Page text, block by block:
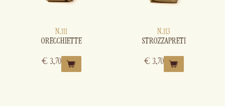
N.111
ORECCHIETTE
€3,70
N.113
STROZZAPRETI
€3,70